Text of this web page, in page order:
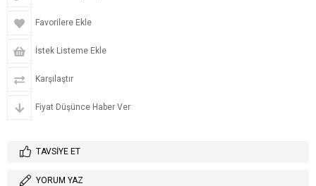
Favorilere Ekle
İstek Listeme Ekle
Karşılaştır
Fiyat Düşünce Haber Ver
TAVSIYE ET
YORUM YAZ